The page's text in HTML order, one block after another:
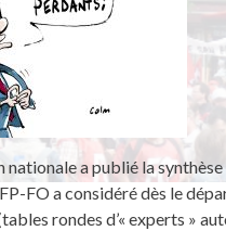
nationale a publié la
FO a considéré dès le
rondes d’« experts »